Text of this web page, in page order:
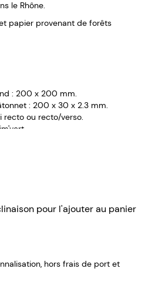
le Rhône.
papier provenant de forêts
: 200 x 200 mm.
: 200 x 30 x 2.3 mm.
recto ou recto/verso.
du carton au choix.
pour l'ajouter au panier
hors frais de port et